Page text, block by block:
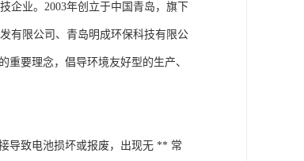
企业。2003年创立于中国青岛，旗下
有限公司、青岛明成环保科技有限公
要理念，倡导环境友好型的生产、
导致电池损坏或报废，出现无 ** 常